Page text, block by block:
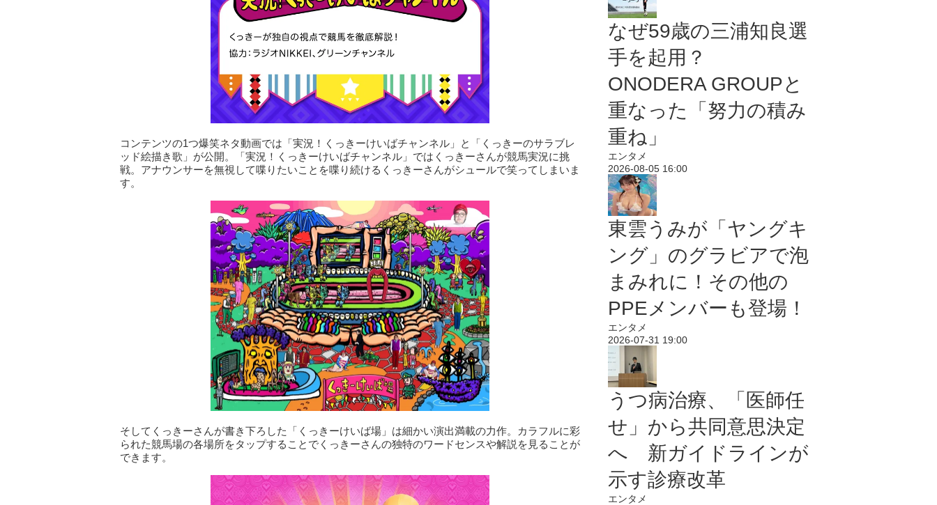
コンテンツの1つ爆笑ネタ動画では「実況！くっきーけいばチャンネル」と「くっきーのサラブレ
ッド絵描き歌」が公開。「実況！くっきーけいばチャンネル」ではくっきーさんが競馬実況に挑
戦。アナウンサーを無視して喋りたいことを喋り続けるくっきーさんがシュールで笑ってしまいま
す。
そしてくっきーさんが書き下ろした「くっきーけいば場」は細かい演出満載の力作。カラフルに彩
られた競馬場の各場所をタップすることでくっきーさんの独特のワードセンスや解説を見ることが
できます。
なぜ59歳の三浦知良選
手を起用？
ONODERA GROUPと
重なった「努力の積み
重ね」
エンタメ
2026-08-05 16:00
東雲うみが「ヤングキ
ング」のグラビアで泡
まみれに！その他の
PPEメンバーも登場！
エンタメ
2026-07-31 19:00
うつ病治療、「医師任
せ」から共同意思決定
へ 新ガイドラインが
示す診療改革
エンタメ